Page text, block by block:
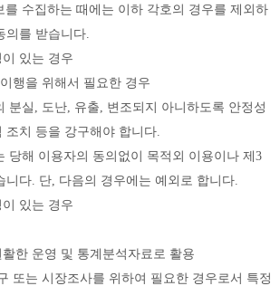
를 수집하는 때에는 이하 각호의 경우를 제외하
의를 받습니다.
있는 경우
행을 위해서 필요한 경우
분실, 도난, 유출, 변조되지 아니하도록 안정성
조치 등을 강구해야 합니다.
당해 이용자의 동의없이 목적외 이용이나 제3
니다. 단, 다음의 경우에는 예외로 합니다.
있는 경우
한 운영 및 통계분석자료로 활용
또는 시장조사를 위하여 필요한 경우로서 특정